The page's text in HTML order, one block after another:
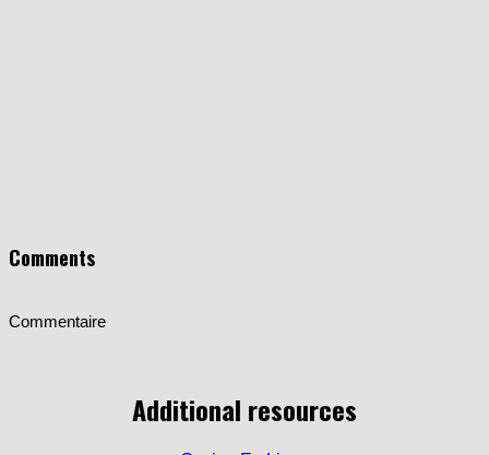
Comments
Commentaire
Additional resources